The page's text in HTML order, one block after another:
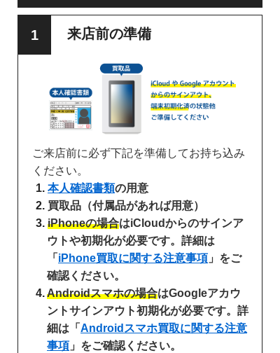
来店前の準備
ご来店前に必ず下記を準備してお持ち込み
ください。
本人確認書類の用意
買取品（付属品があれば用意）
iPhoneの場合はiCloudからのサインア
ウトや初期化が必要です。詳細は
「 iPhone買取に関する注意事項 」をご
確認ください。
Androidスマホの場合はGoogleアカウ
ントサインアウト初期化が必要です。詳
細は「 Androidスマホ買取に関する注意
事項 」をご確認ください。